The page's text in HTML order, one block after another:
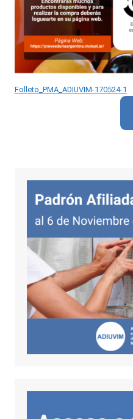
Folleto_PMA_ADIUVIM-170524-1